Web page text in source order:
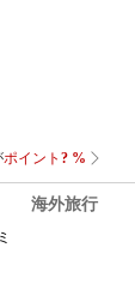
海外旅行